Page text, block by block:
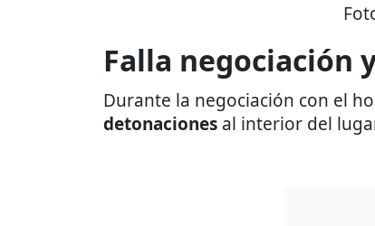
Falla negociación
Durante la negociación con el
detonaciones al interior del